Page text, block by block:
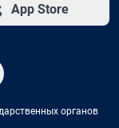
App Store
органов